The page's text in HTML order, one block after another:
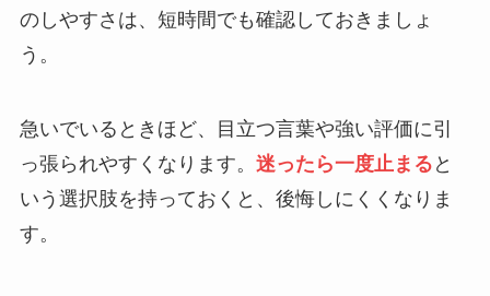
のしやすさは、短時間でも確認しておきましょ
う。
急いでいるときほど、目立つ言葉や強い評価に引
っ張られやすくなります。 迷ったら一度止まる と
いう選択肢を持っておくと、後悔しにくくなりま
す。